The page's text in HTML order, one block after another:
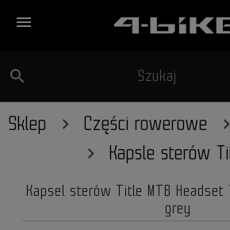
menu
search Szukaj
Sklep Części rowerowe
Kapsle sterów
Kapsel sterów Title MTB Headset
grey